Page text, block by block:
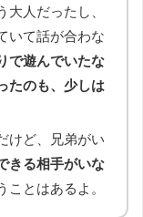
大人だったし、
いて話が合わな
で遊んでいたな
たのも、少しは
けど、兄弟がい
きる相手がいな
とはあるよ。